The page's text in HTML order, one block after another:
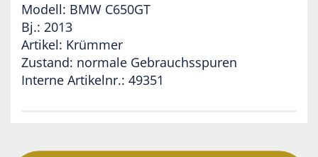
Modell: BMW C650GT
Bj.: 2013
Artikel: Krümmer
Zustand: normale Gebrauchsspuren
Interne Artikelnr.: 49351